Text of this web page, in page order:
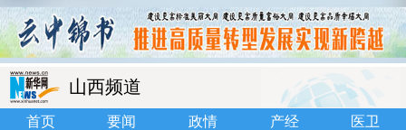
山西频道
首页 要闻 政情 产经
医卫